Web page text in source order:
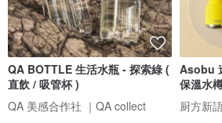
QA BOTTLE 生活水瓶 - 探索綠 (
直飲 / 吸管杯 )
QA 美感合作社 ｜QA collect
Asobu
保溫水
厨方新